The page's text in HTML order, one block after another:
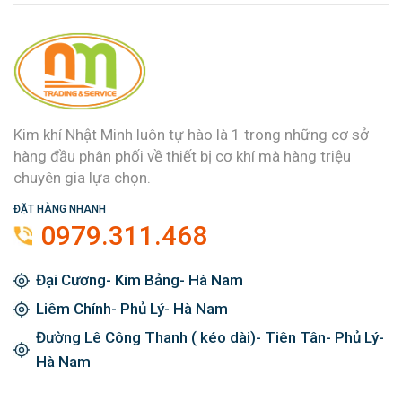
Kim khí Nhật Minh luôn tự hào là 1 trong những cơ sở
hàng đầu phân phối về thiết bị cơ khí mà hàng triệu
chuyên gia lựa chọn.
ĐẶT HÀNG NHANH
0979.311.468
Đại Cương- Kim Bảng- Hà Nam
Liêm Chính- Phủ Lý- Hà Nam
Đường Lê Công Thanh ( kéo dài)- Tiên Tân- Phủ Lý-
Hà Nam